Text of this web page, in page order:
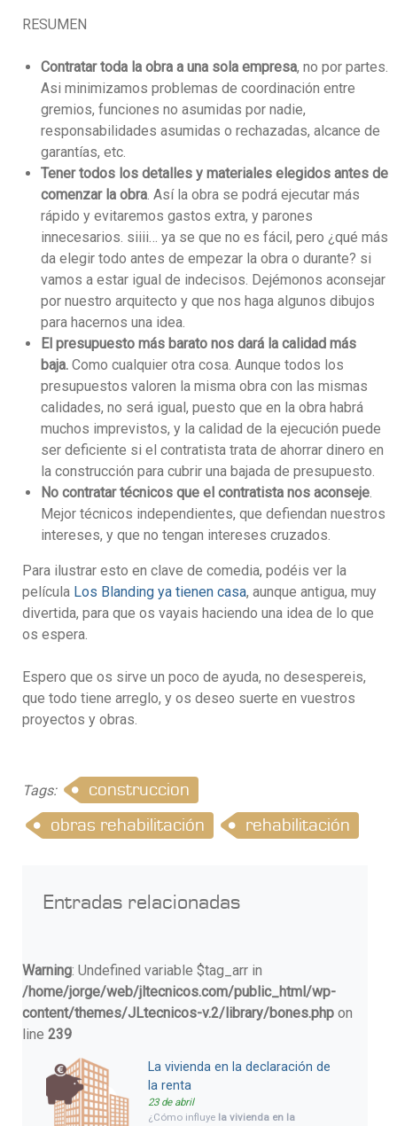
RESUMEN
Contratar toda la obra a una sola empresa, no por partes.
Asi minimizamos problemas de coordinación entre
gremios, funciones no asumidas por nadie,
responsabilidades asumidas o rechazadas, alcance de
garantías, etc.
Tener todos los detalles y materiales elegidos antes de
comenzar la obra. Así la obra se podrá ejecutar más
rápido y evitaremos gastos extra, y parones
innecesarios. siiii… ya se que no es fácil, pero ¿qué más
da elegir todo antes de empezar la obra o durante? si
vamos a estar igual de indecisos. Dejémonos aconsejar
por nuestro arquitecto y que nos haga algunos dibujos
para hacernos una idea.
El presupuesto más barato nos dará la calidad más
baja. Como cualquier otra cosa. Aunque todos los
presupuestos valoren la misma obra con las mismas
calidades, no será igual, puesto que en la obra habrá
muchos imprevistos, y la calidad de la ejecución puede
ser deficiente si el contratista trata de ahorrar dinero en
la construcción para cubrir una bajada de presupuesto.
No contratar técnicos que el contratista nos aconseje.
Mejor técnicos independientes, que defiendan nuestros
intereses, y que no tengan intereses cruzados.
Para ilustrar esto en clave de comedia, podéis ver la
película Los Blanding ya tienen casa, aunque antigua, muy
divertida, para que os vayais haciendo una idea de lo que
os espera.
Espero que os sirve un poco de ayuda, no desespereis,
que todo tiene arreglo, y os deseo suerte en vuestros
proyectos y obras.
Tags:
construccion
obras rehabilitación
rehabilitación
Entradas relacionadas
Warning: Undefined variable $tag_arr in
/home/jorge/web/jltecnicos.com/public_html/wp-
content/themes/JLtecnicos-v.2/library/bones.phpon
line 239
La vivienda en la declaración de
la renta
23 de abril
¿Cómo influye la vivienda en la